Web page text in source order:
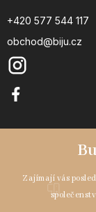
+420 577 544 117
obchod@biju.cz